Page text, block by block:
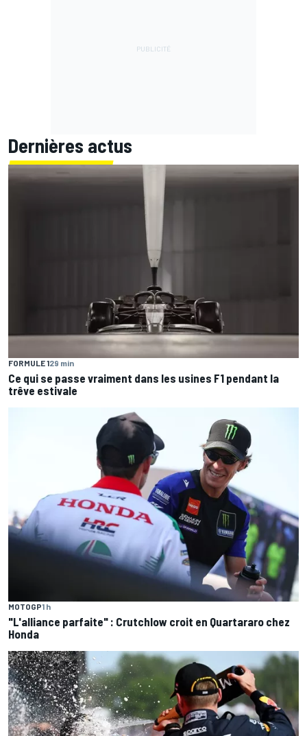
Dernières actus
FORMULE 129 min
Ce qui se passe vraiment dans les usines F1 pendant la
trêve estivale
MOTOGP1 h
"L'alliance parfaite" : Crutchlow croit en Quartararo chez
Honda